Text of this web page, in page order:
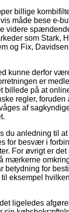
billige
måde bese e-
videre
som Stark,
og Fix,
kunne derfor
er
billede på at
regler, foruden
af
du anledning til
for besvær i
For øvrigt er
mærkerne
betydning for
eksempel
ligeledes